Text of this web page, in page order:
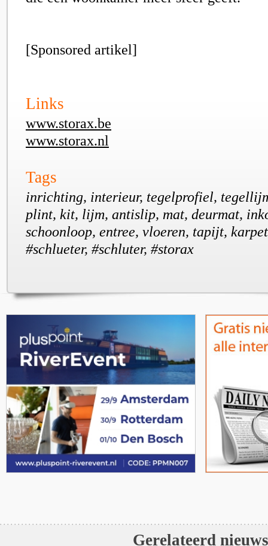
[Sponsored artikel]
Links
www.storax.be
www.storax.nl
Tags
inrichting, interieur, tegelprofiel,
plint, kit, lijm, antislip, mat, deurmat,
schoonloop, entree, vloeren, tapijt,
#schlueter, #schluter, #storax
Gerelateerd nieuws